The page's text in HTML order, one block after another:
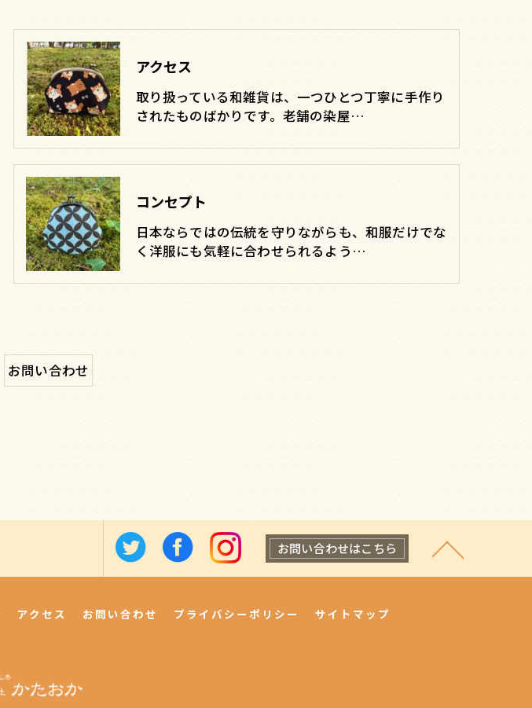
アクセス
取り扱っている和雑貨は、一つひとつ丁寧に手作り
されたものばかりです。老舗の染屋…
コンセプト
日本ならではの伝統を守りながらも、和服だけでな
く洋服にも気軽に合わせられるよう…
お問い合わせ
お問い合わせはこちら
アクセス お問い合わせ プライバシーポリシー サイトマップ